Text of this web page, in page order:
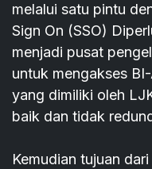
melalui satu pintu
Sign On (SSO)
menjadi pusat
untuk mengakses
yang dimiliki oleh
baik dan tidak
Kemudian tujuan